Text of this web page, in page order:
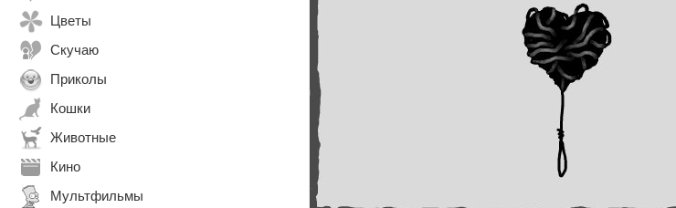
Цветы
Скучаю
Приколы
Кошки
Животные
Кино
Мультфильмы